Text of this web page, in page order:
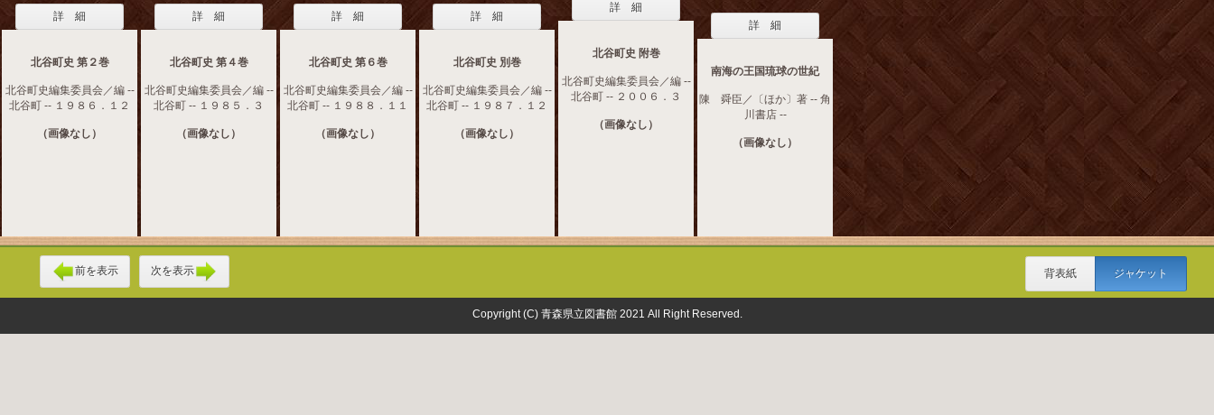
詳 細
北谷町史 第２巻
北谷町史編集委員会／編 --
北谷町 -- １９８６．１２
（画像なし）
詳 細
北谷町史 第４巻
北谷町史編集委員会／編 --
北谷町 -- １９８５．３
（画像なし）
詳 細
北谷町史 第６巻
北谷町史編集委員会／編 --
北谷町 -- １９８８．１１
（画像なし）
詳 細
北谷町史 別巻
北谷町史編集委員会／編 --
北谷町 -- １９８７．１２
（画像なし）
詳 細
北谷町史 附巻
北谷町史編集委員会／編 --
北谷町 -- ２００６．３
（画像なし）
詳 細
南海の王国琉球の世紀
陳 舜臣／〔ほか〕著 -- 角
川書店 --
（画像なし）
前を表示 次を表示 背表紙 ジャケット
Copyright (C) 青森県立図書館 2021 All Right Reserved.